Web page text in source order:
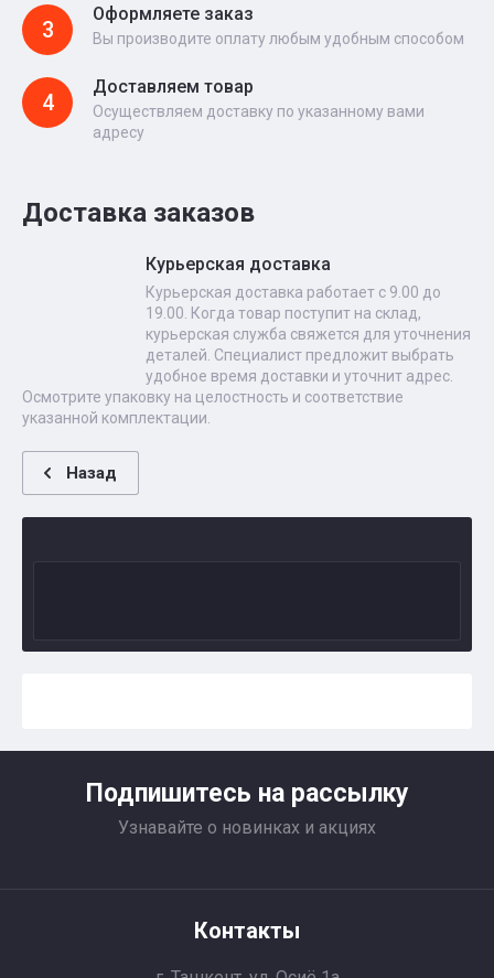
3
Оформляете заказ
Вы производите оплату любым удобным способом
4
Доставляем товар
Осуществляем доставку по указанному вами
адресу
Доставка заказов
Курьерская доставка
Курьерская доставка работает с 9.00 до
19.00. Когда товар поступит на склад,
курьерская служба свяжется для уточнения
деталей. Специалист предложит выбрать
удобное время доставки и уточнит адрес.
Осмотрите упаковку на целостность и соответствие
указанной комплектации.
Назад
Подпишитесь на рассылку
Узнавайте о новинках и акциях
Контакты